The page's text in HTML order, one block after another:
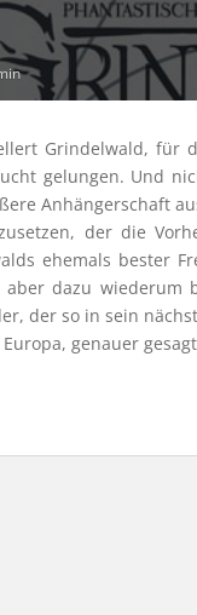
Grindelwald, für
gelungen. Und
Anhängerschaft
der die
ehemals bester
aber dazu wiederum
der so in sein
genauer